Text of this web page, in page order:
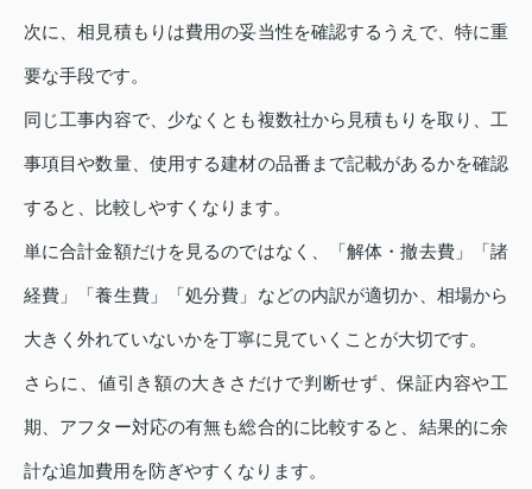
次に、相見積もりは費用の妥当性を確認するうえで、特に重
要な手段です。
同じ工事内容で、少なくとも複数社から見積もりを取り、工
事項目や数量、使用する建材の品番まで記載があるかを確認
すると、比較しやすくなります。
単に合計金額だけを見るのではなく、「解体・撤去費」「諸
経費」「養生費」「処分費」などの内訳が適切か、相場から
大きく外れていないかを丁寧に見ていくことが大切です。
さらに、値引き額の大きさだけで判断せず、保証内容や工
期、アフター対応の有無も総合的に比較すると、結果的に余
計な追加費用を防ぎやすくなります。